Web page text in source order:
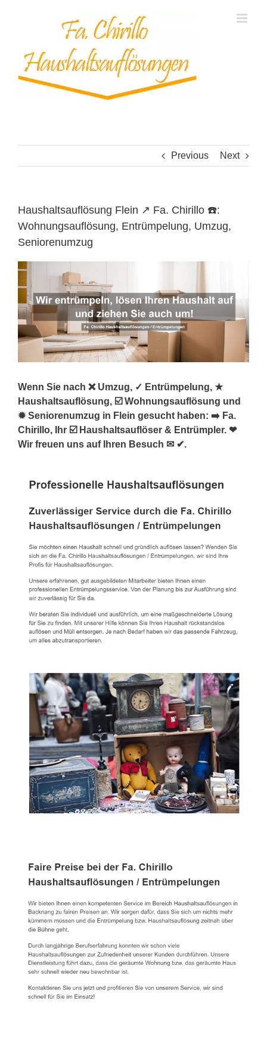
Previous Next
Haushaltsauflösung Flein ↗️ Fa. Chirillo ☎️:
Wohnungsauflösung, Entrümpelung, Umzug,
Seniorenumzug
Wenn Sie nach ❌ Umzug, ✓ Entrümpelung, ★
Haushaltsauflösung, ☑️ Wohnungsauflösung und
✹ Seniorenumzug in Flein gesucht haben: ➡️ Fa.
Chirillo, Ihr ☑️ Haushaltsauflöser & Entrümpler. ❤
Wir freuen uns auf Ihren Besuch ✉ ✔.